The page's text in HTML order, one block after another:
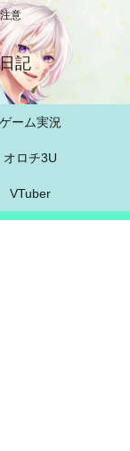
意
記
ゲーム実況
オロチ3U
VTuber